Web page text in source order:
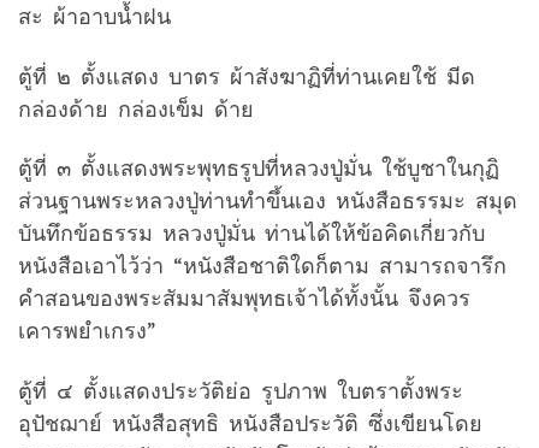
สะ ผ้าอาบน้ำฝน
ตู้ที่ ๒ ตั้งแสดง บาตร ผ้าสังฆาฏิที่ท่านเคยใช้ มีด
กล่องด้าย กล่องเข็ม ด้าย
ตู้ที่ ๓ ตั้งแสดงพระพุทธรูปที่หลวงปู่มั่น ใช้บูชาในกุฏิ
ส่วนฐานพระหลวงปู่ท่านทำขึ้นเอง หนังสือธรรมะ สมุด
บันทึกข้อธรรม หลวงปู่มั่น ท่านได้ให้ข้อคิดเกี่ยวกับ
หนังสือเอาไว้ว่า “หนังสือชาติใดก็ตาม สามารถจารึก
คำสอนของพระสัมมาสัมพุทธเจ้าได้ทั้งนั้น จึงควร
เคารพยำเกรง”
ตู้ที่ ๔ ตั้งแสดงประวัติย่อ รูปภาพ ใบตราตั้งพระ
อุปัชฌาย์ หนังสือสุทธิ หนังสือประวัติ ซึ่งเขียนโดย